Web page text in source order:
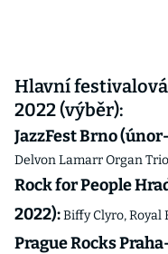
Hlavní
2022 (výběr):
JazzFest Brno
Delvon Lamarr Organ
Rock for People
2022):Biffy Clyro, Royal
Prague Rocks